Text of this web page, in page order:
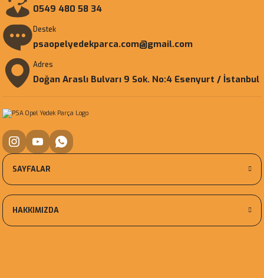
0549 480 58 34
Destek
psaopelyedekparca.com@gmail.com
Adres
Doğan Araslı Bulvarı 9 Sok. No:4 Esenyurt / İstanbul
SAYFALAR
HAKKIMIZDA